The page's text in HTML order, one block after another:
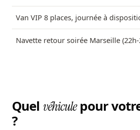
Van VIP 8 places, journée à
Navette retour soirée Marseille
Quel véhiculepour
?